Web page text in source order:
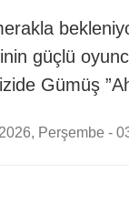
güçlü
Gümüş
Perşembe -